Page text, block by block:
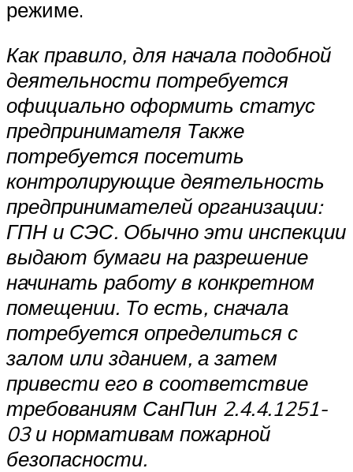
режиме.
Как правило, для начала подобной
деятельности потребуется
официально оформить статус
предпринимателя Также
потребуется посетить
контролирующие деятельность
предпринимателей организации:
ГПН и СЭС. Обычно эти инспекции
выдают бумаги на разрешение
начинать работу в конкретном
помещении. То есть, сначала
потребуется определиться с
залом или зданием, а затем
привести его в соответствие
требованиям СанПин 2.4.4.1251-
03 и нормативам пожарной
безопасности.